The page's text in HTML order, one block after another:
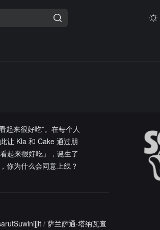
起来很好吃”。在每个人
让 Kla 和 Cake 通过朋
起来很好吃」，诞生了
你为什么会同意上线？
/ 萨兰萨通·塔纳瓦查